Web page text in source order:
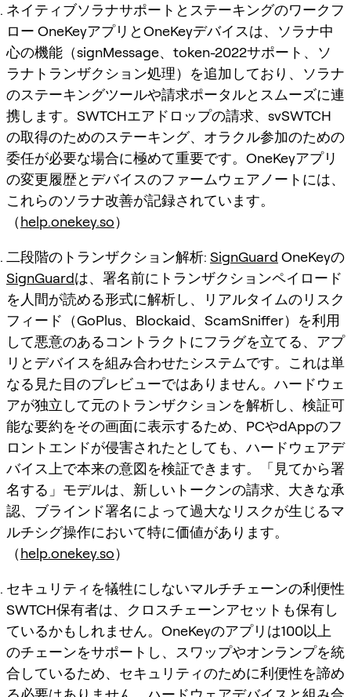
ネイティブソラナサポートとステーキングのワークフ
ロー OneKeyアプリとOneKeyデバイスは、ソラナ中
心の機能（signMessage、token-2022サポート、ソ
ラナトランザクション処理）を追加しており、ソラナ
のステーキングツールや請求ポータルとスムーズに連
携します。SWTCHエアドロップの請求、svSWTCH
の取得のためのステーキング、オラクル参加のための
委任が必要な場合に極めて重要です。OneKeyアプリ
の変更履歴とデバイスのファームウェアノートには、
これらのソラナ改善が記録されています。
（help.onekey.so）
二段階のトランザクション解析: SignGuard OneKeyの
SignGuardは、署名前にトランザクションペイロード
を人間が読める形式に解析し、リアルタイムのリスク
フィード（GoPlus、Blockaid、ScamSniffer）を利用
して悪意のあるコントラクトにフラグを立てる、アプ
リとデバイスを組み合わせたシステムです。これは単
なる見た目のプレビューではありません。ハードウェ
アが独立して元のトランザクションを解析し、検証可
能な要約をその画面に表示するため、PCやdAppのフ
ロントエンドが侵害されたとしても、ハードウェアデ
バイス上で本来の意図を検証できます。「見てから署
名する」モデルは、新しいトークンの請求、大きな承
認、ブラインド署名によって過大なリスクが生じるマ
ルチシグ操作において特に価値があります。
（help.onekey.so）
セキュリティを犠牲にしないマルチチェーンの利便性
SWTCH保有者は、クロスチェーンアセットも保有し
ているかもしれません。OneKeyのアプリは100以上
のチェーンをサポートし、スワップやオンランプを統
合しているため、セキュリティのために利便性を諦め